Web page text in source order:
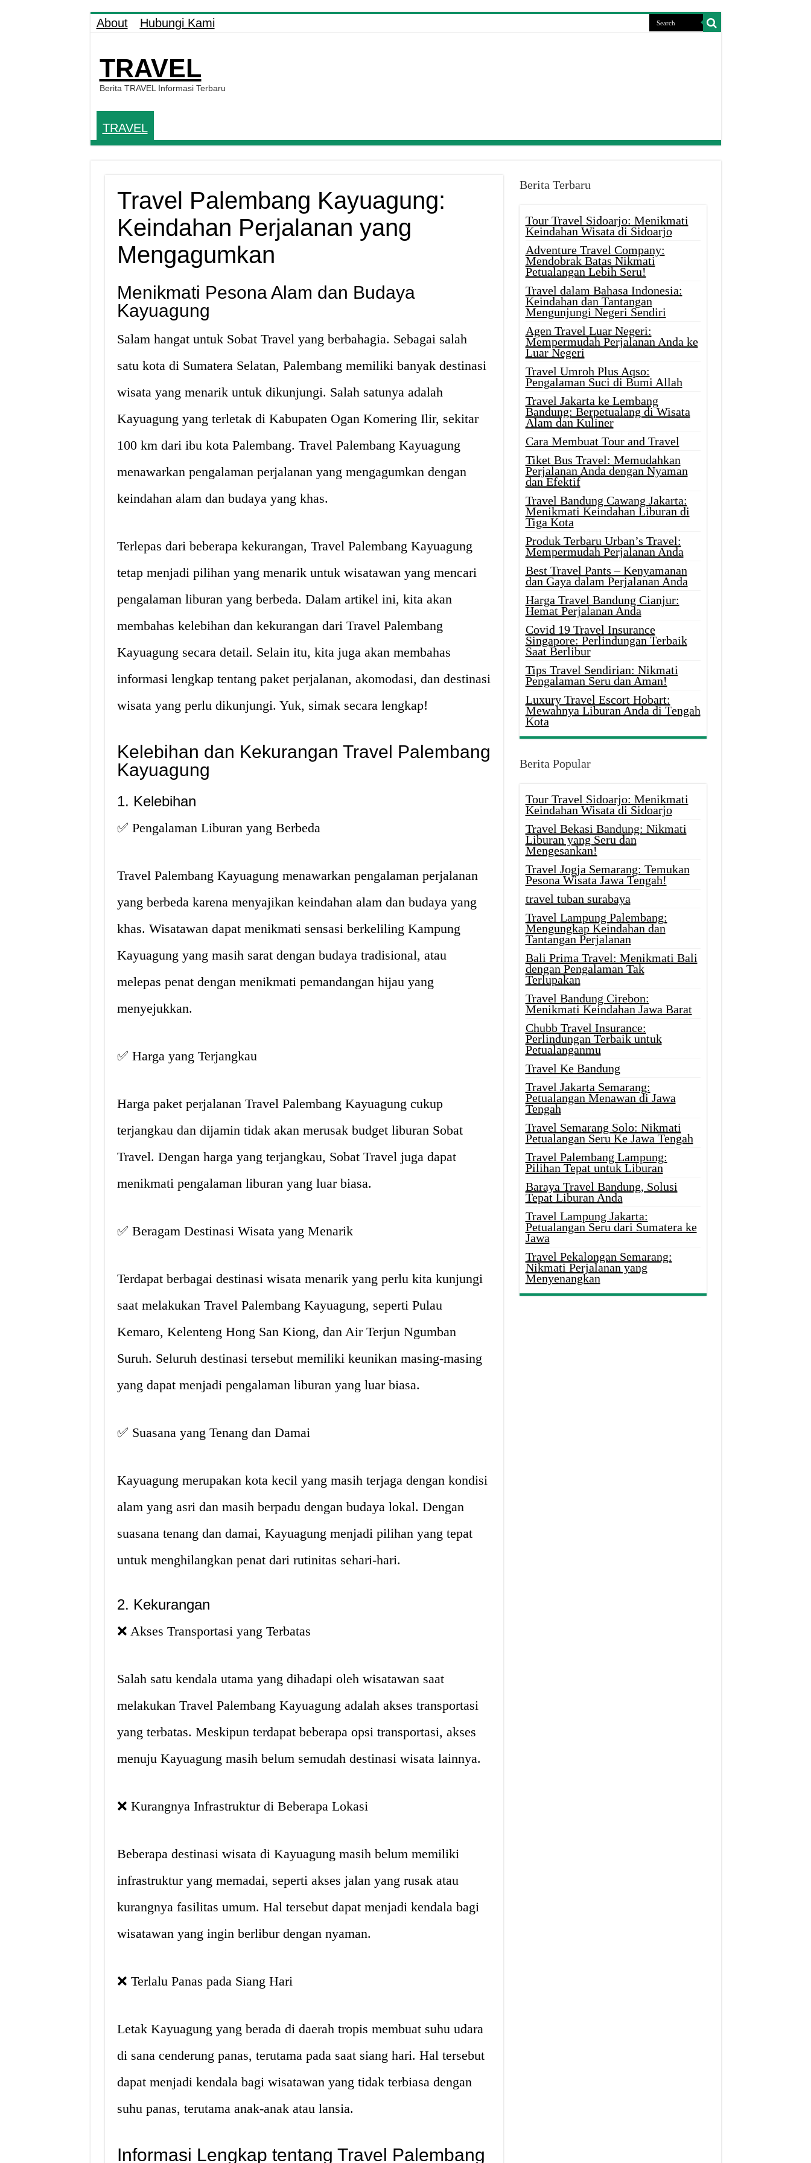
About Hubungi Kami
TRAVEL
Berita TRAVEL Informasi Terbaru
TRAVEL
Travel Palembang Kayuagung:
Keindahan Perjalanan yang
Mengagumkan
Menikmati Pesona Alam dan Budaya
Kayuagung
Salam hangat untuk Sobat Travel yang berbahagia. Sebagai salah
satu kota di Sumatera Selatan, Palembang memiliki banyak destinasi
wisata yang menarik untuk dikunjungi. Salah satunya adalah
Kayuagung yang terletak di Kabupaten Ogan Komering Ilir, sekitar
100 km dari ibu kota Palembang. Travel Palembang Kayuagung
menawarkan pengalaman perjalanan yang mengagumkan dengan
keindahan alam dan budaya yang khas.
Terlepas dari beberapa kekurangan, Travel Palembang Kayuagung
tetap menjadi pilihan yang menarik untuk wisatawan yang mencari
pengalaman liburan yang berbeda. Dalam artikel ini, kita akan
membahas kelebihan dan kekurangan dari Travel Palembang
Kayuagung secara detail. Selain itu, kita juga akan membahas
informasi lengkap tentang paket perjalanan, akomodasi, dan destinasi
wisata yang perlu dikunjungi. Yuk, simak secara lengkap!
Kelebihan dan Kekurangan Travel Palembang
Kayuagung
1. Kelebihan
✅ Pengalaman Liburan yang Berbeda
Travel Palembang Kayuagung menawarkan pengalaman perjalanan
yang berbeda karena menyajikan keindahan alam dan budaya yang
khas. Wisatawan dapat menikmati sensasi berkeliling Kampung
Kayuagung yang masih sarat dengan budaya tradisional, atau
melepas penat dengan menikmati pemandangan hijau yang
menyejukkan.
✅ Harga yang Terjangkau
Harga paket perjalanan Travel Palembang Kayuagung cukup
terjangkau dan dijamin tidak akan merusak budget liburan Sobat
Travel. Dengan harga yang terjangkau, Sobat Travel juga dapat
menikmati pengalaman liburan yang luar biasa.
✅ Beragam Destinasi Wisata yang Menarik
Terdapat berbagai destinasi wisata menarik yang perlu kita kunjungi
saat melakukan Travel Palembang Kayuagung, seperti Pulau
Kemaro, Kelenteng Hong San Kiong, dan Air Terjun Ngumban
Suruh. Seluruh destinasi tersebut memiliki keunikan masing-masing
yang dapat menjadi pengalaman liburan yang luar biasa.
✅ Suasana yang Tenang dan Damai
Kayuagung merupakan kota kecil yang masih terjaga dengan kondisi
alam yang asri dan masih berpadu dengan budaya lokal. Dengan
suasana tenang dan damai, Kayuagung menjadi pilihan yang tepat
untuk menghilangkan penat dari rutinitas sehari-hari.
2. Kekurangan
❌ Akses Transportasi yang Terbatas
Salah satu kendala utama yang dihadapi oleh wisatawan saat
melakukan Travel Palembang Kayuagung adalah akses transportasi
yang terbatas. Meskipun terdapat beberapa opsi transportasi, akses
menuju Kayuagung masih belum semudah destinasi wisata lainnya.
❌ Kurangnya Infrastruktur di Beberapa Lokasi
Beberapa destinasi wisata di Kayuagung masih belum memiliki
infrastruktur yang memadai, seperti akses jalan yang rusak atau
kurangnya fasilitas umum. Hal tersebut dapat menjadi kendala bagi
wisatawan yang ingin berlibur dengan nyaman.
❌ Terlalu Panas pada Siang Hari
Letak Kayuagung yang berada di daerah tropis membuat suhu udara
di sana cenderung panas, terutama pada saat siang hari. Hal tersebut
dapat menjadi kendala bagi wisatawan yang tidak terbiasa dengan
suhu panas, terutama anak-anak atau lansia.
Informasi Lengkap tentang Travel Palembang
Berita Terbaru
Tour Travel Sidoarjo: Menikmati
Keindahan Wisata di Sidoarjo
Adventure Travel Company:
Mendobrak Batas Nikmati
Petualangan Lebih Seru!
Travel dalam Bahasa Indonesia:
Keindahan dan Tantangan
Mengunjungi Negeri Sendiri
Agen Travel Luar Negeri:
Mempermudah Perjalanan Anda ke
Luar Negeri
Travel Umroh Plus Aqso:
Pengalaman Suci di Bumi Allah
Travel Jakarta ke Lembang
Bandung: Berpetualang di Wisata
Alam dan Kuliner
Cara Membuat Tour and Travel
Tiket Bus Travel: Memudahkan
Perjalanan Anda dengan Nyaman
dan Efektif
Travel Bandung Cawang Jakarta:
Menikmati Keindahan Liburan di
Tiga Kota
Produk Terbaru Urban’s Travel:
Mempermudah Perjalanan Anda
Best Travel Pants – Kenyamanan
dan Gaya dalam Perjalanan Anda
Harga Travel Bandung Cianjur:
Hemat Perjalanan Anda
Covid 19 Travel Insurance
Singapore: Perlindungan Terbaik
Saat Berlibur
Tips Travel Sendirian: Nikmati
Pengalaman Seru dan Aman!
Luxury Travel Escort Hobart:
Mewahnya Liburan Anda di Tengah
Kota
Berita Popular
Tour Travel Sidoarjo: Menikmati
Keindahan Wisata di Sidoarjo
Travel Bekasi Bandung: Nikmati
Liburan yang Seru dan
Mengesankan!
Travel Jogja Semarang: Temukan
Pesona Wisata Jawa Tengah!
travel tuban surabaya
Travel Lampung Palembang:
Mengungkap Keindahan dan
Tantangan Perjalanan
Bali Prima Travel: Menikmati Bali
dengan Pengalaman Tak
Terlupakan
Travel Bandung Cirebon:
Menikmati Keindahan Jawa Barat
Chubb Travel Insurance:
Perlindungan Terbaik untuk
Petualanganmu
Travel Ke Bandung
Travel Jakarta Semarang:
Petualangan Menawan di Jawa
Tengah
Travel Semarang Solo: Nikmati
Petualangan Seru Ke Jawa Tengah
Travel Palembang Lampung:
Pilihan Tepat untuk Liburan
Baraya Travel Bandung, Solusi
Tepat Liburan Anda
Travel Lampung Jakarta:
Petualangan Seru dari Sumatera ke
Jawa
Travel Pekalongan Semarang:
Nikmati Perjalanan yang
Menyenangkan